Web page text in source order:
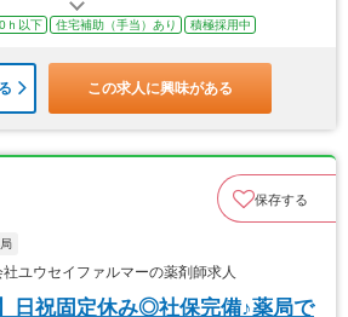
ｈ以下 住宅補助（手当）あり 積極採用中
この求人に興味がある
保存する
ユウセイファルマーの薬剤師求人
日祝固定休み◎社保完備♪薬局で